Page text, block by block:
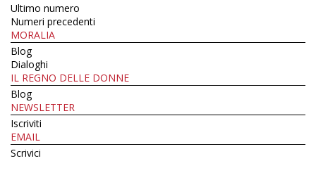
Ultimo numero
Numeri precedenti
MORALIA
Blog
Dialoghi
IL REGNO DELLE DONNE
Blog
NEWSLETTER
Iscriviti
EMAIL
Scrivici